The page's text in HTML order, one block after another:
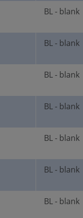
BL - blank
BL - blank
BL - blank
BL - blank
BL - blank
BL - blank
BL - blank